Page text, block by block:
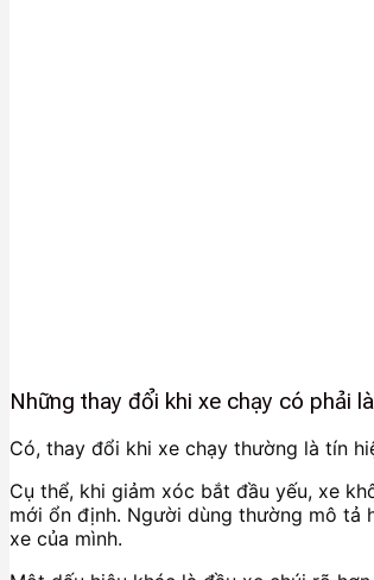
Những thay đổi khi xe chạy có phải
Có, thay đổi khi xe chạy thường là tín
Cụ thể, khi giảm xóc bắt đầu yếu, xe
mới ổn định. Người dùng thường mô tả
xe của mình.